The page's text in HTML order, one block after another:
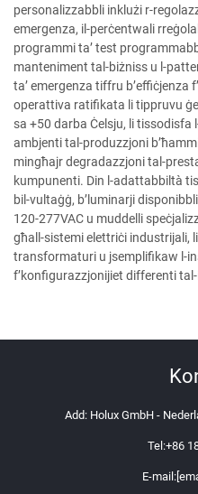
personalizzabbli inklużi r-
emergenza, il-perċentwali
programmi ta’ test
manteniment tal-biżniss u l-
ta’ emergenza tiffru b’effiċjenza
operattiva ratifikata li tippruvu
sa +50 darba Ċelsju, li
ambjenti tal-produzzjoni
mingħajr degradazzjoni tal-
kumpunenti. Din l-adattabbiltà
bil-vultaġġ, b’luminarji
120-277VAC u muddelli
għall-sistemi elettriċi industrijali,
transformaturi u jsemplifikaw l-
f’konfigurazzjonijiet differenti
Add: Holux GmbH -
Tel:+86
E-mail: